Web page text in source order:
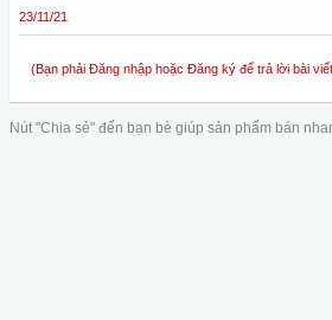
23/11/21
(Bạn phải Đăng nhập hoặc Đăng ký để trả lời bài
Nút "Chia sẻ" đến bạn bè giúp sản phẩm bán